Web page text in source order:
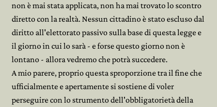
non è mai stata applicata, non ha mai trovato lo scontro
diretto con la realtà. Nessun cittadino è stato escluso dal
diritto all'elettorato passivo sulla base di questa legge e
il giorno in cui lo sarà - e forse questo giorno non è
lontano - allora vedremo che potrà succedere.
A mio parere, proprio questa sproporzione tra il fine che
ufficialmente e apertamente si sostiene di voler
perseguire con lo strumento dell'obbligatorietà della